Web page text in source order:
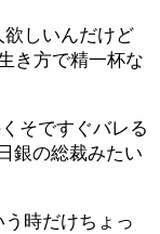
しいんだけど
き方で精一杯な
そですぐバレる
銀の総裁みたい
時だけちょっ